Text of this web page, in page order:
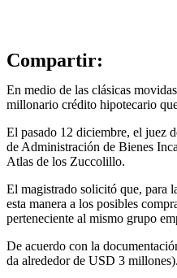
Compartir:
En medio de las clásicas
millonario crédito hipotecario
El pasado 12 diciembre, el juez
de Administración de Bienes
Atlas de los Zuccolillo.
El magistrado solicitó que, para
esta manera a los posibles
perteneciente al mismo grupo
De acuerdo con la
da alrededor de USD 3